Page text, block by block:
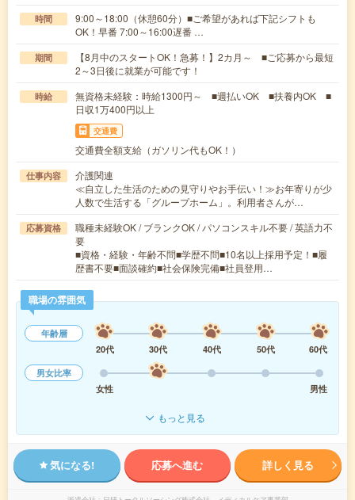
時間
9:00～18:00（休憩60分）■ご希望があれば下記シフトも
OK！早番 7:00～16:00遅番 …
期間
【8月中のスタートOK！急募！】2カ月～ ■ご応募から最短
2～3日後に就業が可能です！
時給
無資格未経験：時給1300円～ ■週払いOK ■扶養内OK ■
日収1万400円以上
交通費
交通費全額支給（ガソリン代もOK！）
仕事内容
介護関連
≪自立した生活のための見守りやお手伝い！≫お年寄りが少
人数で生活する「グループホーム」。利用者さんが…
応募資格
職種未経験OK / ブランクOK / パソコンスキル不要 / 英語力不
要
■資格・経験・年齢不問■学歴不問■10名以上採用予定！■履
歴書不要■面談確約■社会保険完備■社員登用…
職場の雰囲気
年齢層
20代
30代 40代 50代
60代
男女比率
女性
男性
もっと見る
気になる! 応募へ進む 詳しく見る